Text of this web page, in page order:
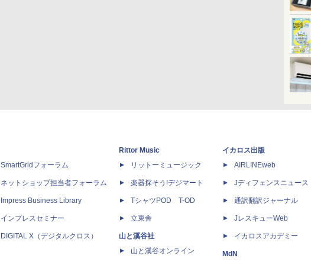
SmartGridフォーラム
ネットショップ担当者フォーラム
Impress Business Library
インプレスセミナー
DIGITAL X（デジタルクロス）
Rittor Music
リットーミュージック
楽器探そう!デジマート
TシャツPOD T-OD
立東舎
山と溪谷社
山と溪谷オンライン
イカロス出版
AIRLINEweb
Jディフェンスニュース
通訳翻訳ジャーナル
JレスキューWeb
イカロスアカデミー
MdN